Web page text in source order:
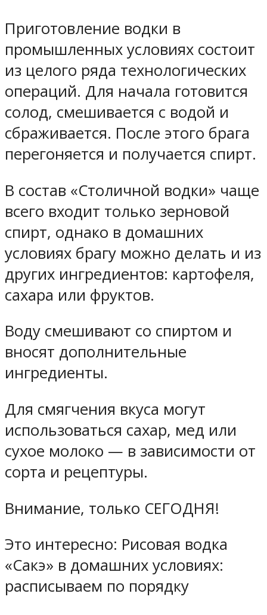
Приготовление водки в
промышленных условиях состоит
из целого ряда технологических
операций. Для начала готовится
солод, смешивается с водой и
сбраживается. После этого брага
перегоняется и получается спирт.
В состав «Столичной водки» чаще
всего входит только зерновой
спирт, однако в домашних
условиях брагу можно делать и из
других ингредиентов: картофеля,
сахара или фруктов.
Воду смешивают со спиртом и
вносят дополнительные
ингредиенты.
Для смягчения вкуса могут
использоваться сахар, мед или
сухое молоко — в зависимости от
сорта и рецептуры.
Внимание, только СЕГОДНЯ!
Это интересно: Рисовая водка
«Сакэ» в домашних условиях:
расписываем по порядку